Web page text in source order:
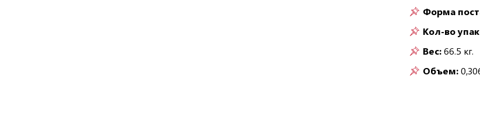
Форма
Кол-во
Вес:66.5 кг.
Объем: